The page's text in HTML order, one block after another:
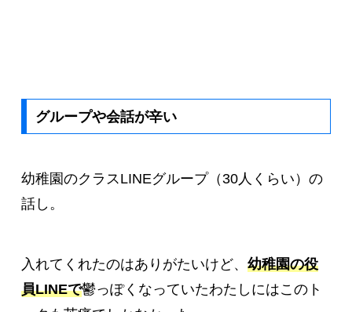
グループや会話が辛い
幼稚園のクラスLINEグループ（30人くらい）の
話し。
入れてくれたのはありがたいけど、 幼稚園の役
員LINEで鬱っぽくなっていたわたしにはこのト